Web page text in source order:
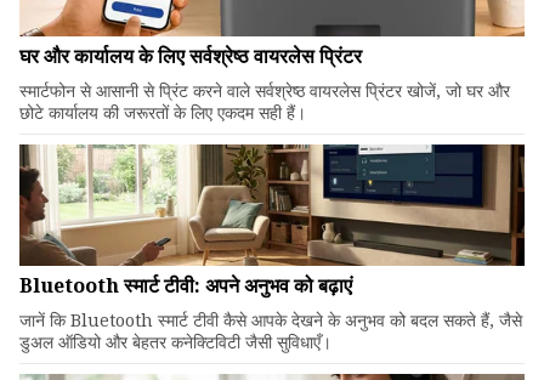
घर और कार्यालय के लिए सर्वश्रेष्ठ वायरलेस प्रिंटर
स्मार्टफोन से आसानी से प्रिंट करने वाले सर्वश्रेष्ठ वायरलेस प्रिंटर खोजें, जो घर और
छोटे कार्यालय की जरूरतों के लिए एकदम सही हैं।
Bluetooth स्मार्ट टीवी: अपने अनुभव को बढ़ाएं
जानें कि Bluetooth स्मार्ट टीवी कैसे आपके देखने के अनुभव को बदल सकते हैं, जैसे
डुअल ऑडियो और बेहतर कनेक्टिविटी जैसी सुविधाएँ।